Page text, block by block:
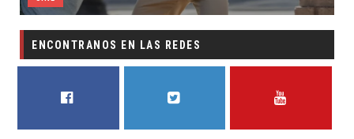
ENCONTRANOS EN LAS REDES